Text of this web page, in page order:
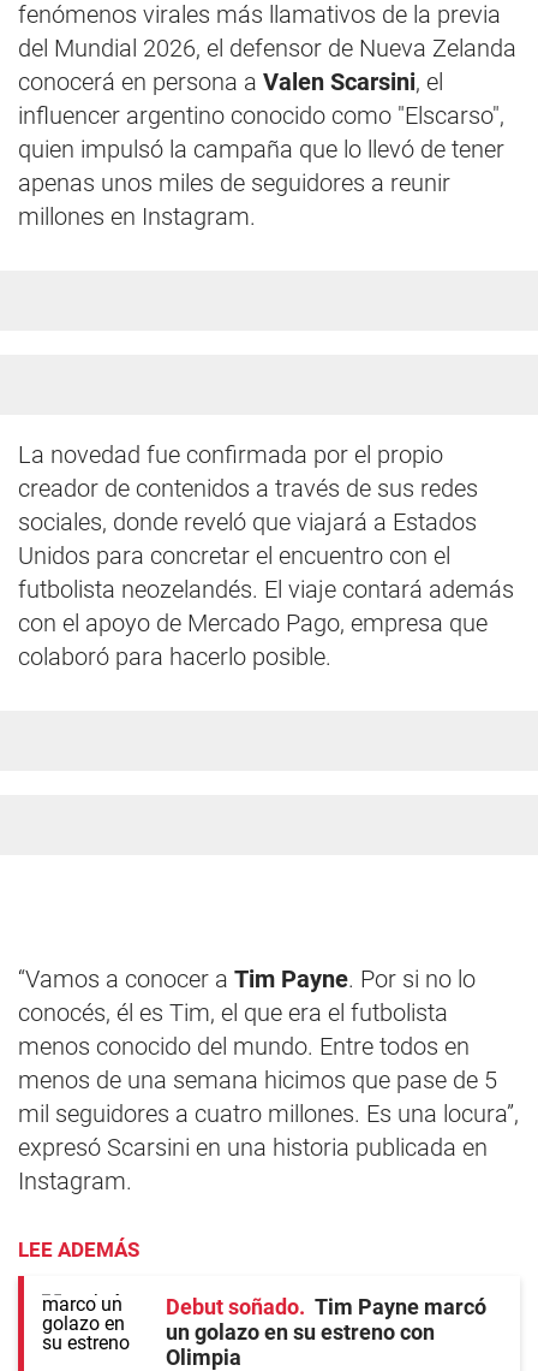
fenómenos virales más llamativos de la previa
del Mundial 2026, el defensor de Nueva Zelanda
conocerá en persona a Valen Scarsini, el
influencer argentino conocido como "Elscarso",
quien impulsó la campaña que lo llevó de tener
apenas unos miles de seguidores a reunir
millones en Instagram.
La novedad fue confirmada por el propio
creador de contenidos a través de sus redes
sociales, donde reveló que viajará a Estados
Unidos para concretar el encuentro con el
futbolista neozelandés. El viaje contará además
con el apoyo de Mercado Pago, empresa que
colaboró para hacerlo posible.
“Vamos a conocer a Tim Payne. Por si no lo
conocés, él es Tim, el que era el futbolista
menos conocido del mundo. Entre todos en
menos de una semana hicimos que pase de 5
mil seguidores a cuatro millones. Es una locura”,
expresó Scarsini en una historia publicada en
Instagram.
LEE ADEMÁS
Debut soñado
Tim Payne marcó
un golazo en su estreno con
Olimpia